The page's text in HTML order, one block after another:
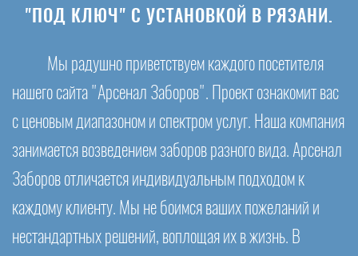
"ПОД КЛЮЧ" С УСТАНОВКОЙ В РЯЗАНИ.
Мы радушно приветствуем каждого посетителя
нашего сайта "Арсенал Заборов". Проект ознакомит вас
с ценовым диапазоном и спектром услуг. Наша компания
занимается возведением заборов разного вида. Арсенал
Заборов отличается индивидуальным подходом к
каждому клиенту. Мы не боимся ваших пожеланий и
нестандартных решений, воплощая их в жизнь. В